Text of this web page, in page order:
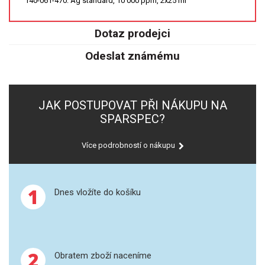
SPEKTROFOTOMETRY
MIKROVLNNÝ ROZKLAD
TLAKOVÉ AUTOKLÁVY
TAVENÍ
SPEX MLETÍ
Dotaz prodejci
Odeslat známému
JAK POSTUPOVAT PŘI NÁKUPU NA
SPARSPEC?
Více podrobností o nákupu
1 Dnes vložíte do košíku
Obratem zboží naceníme